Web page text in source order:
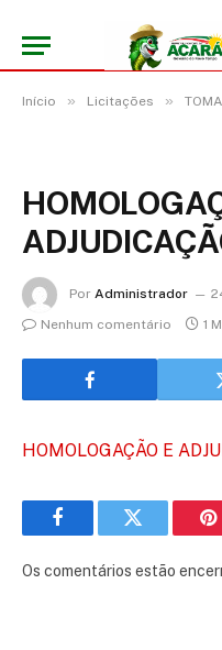
Início » Licitações » TOMADA DE
Por Administrador
Nenhum comentário
1
HOMOLOGAÇÃO E
FacebookTwitter
Os comentários estão